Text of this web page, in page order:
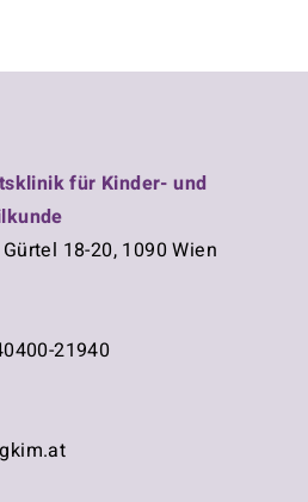
für Kinder- und
18-20, 1090 Wien
21940